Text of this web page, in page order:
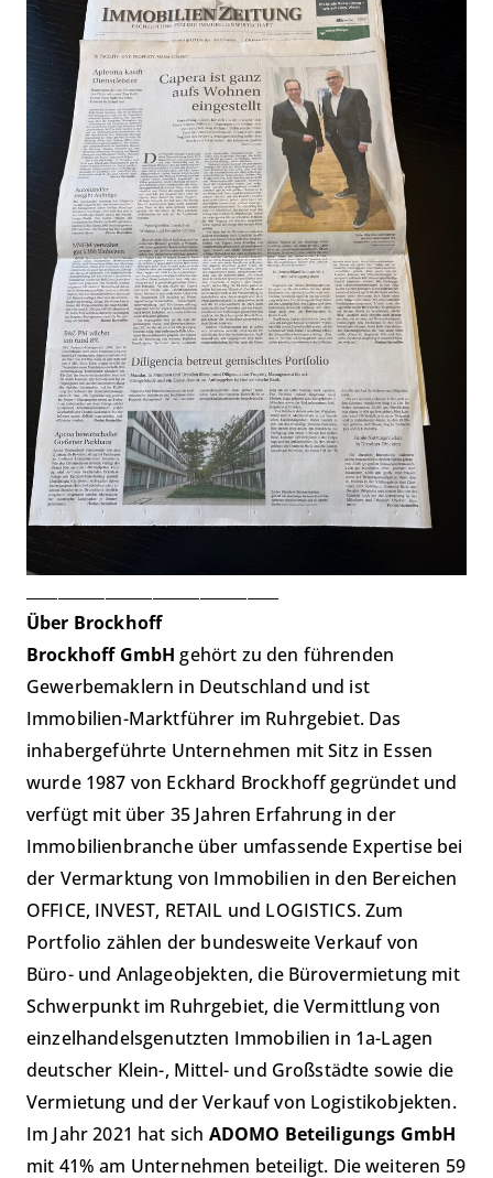
Über Brockhoff
Brockhoff GmbH gehört zu den führenden
Gewerbemaklern in Deutschland und ist
Immobilien-Marktführer im Ruhrgebiet. Das
inhabergeführte Unternehmen mit Sitz in Essen
wurde 1987 von Eckhard Brockhoff gegründet und
verfügt mit über 35 Jahren Erfahrung in der
Immobilienbranche über umfassende Expertise bei
der Vermarktung von Immobilien in den Bereichen
OFFICE, INVEST, RETAIL und LOGISTICS. Zum
Portfolio zählen der bundesweite Verkauf von
Büro- und Anlageobjekten, die Bürovermietung mit
Schwerpunkt im Ruhrgebiet, die Vermittlung von
einzelhandelsgenutzten Immobilien in 1a-Lagen
deutscher Klein-, Mittel- und Großstädte sowie die
Vermietung und der Verkauf von Logistikobjekten.
Im Jahr 2021 hat sich ADOMO Beteiligungs GmbH
mit 41% am Unternehmen beteiligt. Die weiteren 59